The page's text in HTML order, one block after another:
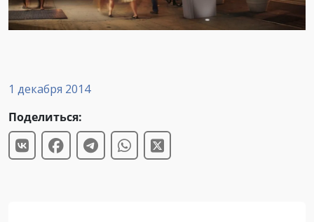
1 декабря 2014
Поделиться: